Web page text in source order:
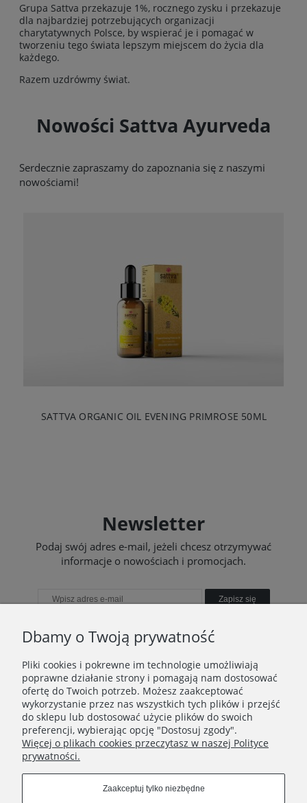
Grupa Sattva przekazuje 1%, rocznego zysku i przekazuje
dla najbardziej potrzebujących organizacji
charytatywnych Polsce, by wspierać je i pomagać w
tworzeniu tego świata lepszym miejscem do życia dla
każdego.
Razem uzdrówmy świat.
Nowości Sattva Ayurveda
Serdecznie zapraszamy do zapoznania się z naszymi
nowościami!
SATTVA ORGANIC OIL EVENING PRIMROSE 50ML
Newsletter
Podaj swój adres e-mail, jeżeli chcesz otrzymywać
informacje o nowościach i promocjach.
Zapisz się
WAŻNE INFORMACJE
POLECANE STRONY
Dbamy o Twoją prywatność
Pliki cookies i pokrewne im technologie umożliwiają
poprawne działanie strony i pomagają nam dostosować
ofertę do Twoich potrzeb. Możesz zaakceptować
wykorzystanie przez nas wszystkich tych plików i przejść
do sklepu lub dostosować użycie plików do swoich
preferencji, wybierając opcję "Dostosuj zgody".
Więcej o plikach cookies przeczytasz w naszej Polityce
prywatności.
Zaakceptuj tylko niezbędne